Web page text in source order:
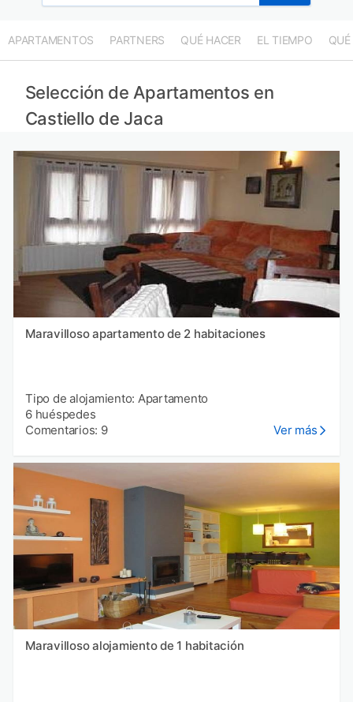
APARTAMENTOS PARTNERS QUÉ HACER EL TIEMPO QUÉ
Selección de Apartamentos en
Castiello de Jaca
Maravilloso apartamento de 2 habitaciones
Tipo de alojamiento: Apartamento
6 huéspedes
Comentarios: 9
Ver más
Maravilloso alojamiento de 1 habitación